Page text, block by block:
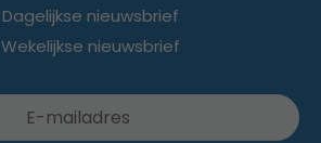
Dagelijkse nieuwsbrief
Wekelijkse nieuwsbrief